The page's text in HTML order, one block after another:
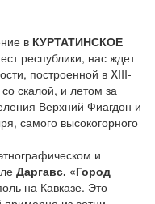
в КУРТАТИНСКОЕ
республики, нас ждет
построенной в XIII-
скалой, и летом за
Верхний Фиагдон и
самого высокогорного
и
Даргавс. «Город
на Кавказе. Это